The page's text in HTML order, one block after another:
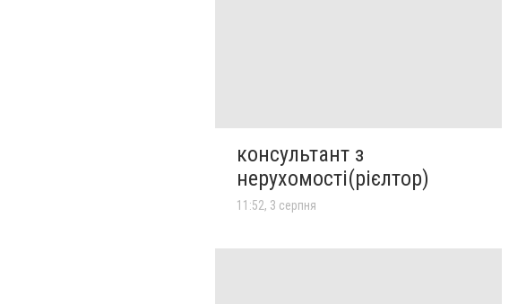
консультант з
нерухомості(рієлтор)
11:52, 3 серпня